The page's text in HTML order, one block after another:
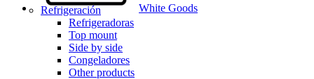
White Goods
Refrigeración
Refrigeradoras
Top mount
Side by side
Congeladores
Other products